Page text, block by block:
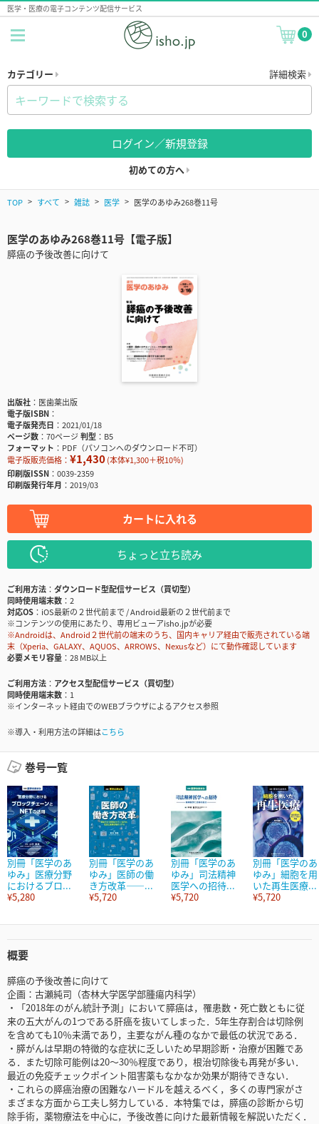
医学・医療の電子コンテンツ配信サービス
0
カテゴリー 詳細検索
ログイン／新規登録
初めての方へ
TOP すべて 雑誌 医学 医学のあゆみ268巻11号
医学のあゆみ268巻11号【電子版】
膵癌の予後改善に向けて
出版社
医歯薬出版
電子版ISBN
電子版発売日
2021/01/18
ページ数
70ページ判型
B5
フォーマット
PDF（パソコンへのダウンロード不可）
電子版販売価格： ¥1,430(本体¥1,300＋税10％)
印刷版ISSN
0039-2359
印刷版発行年月
2019/03
カートに入れる
ちょっと立ち読み
ご利用方法
ダウンロード型配信サービス（買切型）
同時使用端末数
2
対応OS
iOS最新の２世代前まで / Android最新の２世代前まで
※コンテンツの使用にあたり、専用ビューアisho.jpが必要
※Androidは、Android２世代前の端末のうち、国内キャリア経由で販売されている端
末（Xperia、GALAXY、AQUOS、ARROWS、Nexusなど）にて動作確認しています
必要メモリ容量
28 MB以上
ご利用方法
アクセス型配信サービス（買切型）
同時使用端末数
1
※インターネット経由でのWEBブラウザによるアクセス参照
※導入・利用方法の詳細はこちら
巻号一覧
別冊「医学のあ
ゆみ」医療分野
におけるブロ...
¥5,280
別冊「医学のあ
ゆみ」医師の働
き方改革――...
¥5,720
別冊「医学のあ
ゆみ」司法精神
医学への招待...
¥5,720
別冊「医学のあ
ゆみ」細胞を用
いた再生医療...
¥5,720
概要
膵癌の予後改善に向けて
企画：古瀬純司（杏林大学医学部腫瘍内科学）
・「2018年のがん統計予測」において膵癌は，罹患数・死亡数ともに従
来の五大がんの1つである肝癌を抜いてしまった．5年生存割合は切除例
を含めても10％未満であり，主要ながん種のなかで最低の状況である．
・膵がんは早期の特徴的な症状に乏しいため早期診断・治療が困難であ
る．また切除可能例は20～30％程度であり，根治切除後も再発が多い．
最近の免疫チェックポイント阻害薬もなかなか効果が期待できない．
・これらの膵癌治療の困難なハードルを越えるべく，多くの専門家がさ
まざまな方面から工夫し努力している．本特集では，膵癌の診断から切
除手術，薬物療法を中心に，予後改善に向けた最新情報を解説いただく．